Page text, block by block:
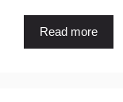
Read more